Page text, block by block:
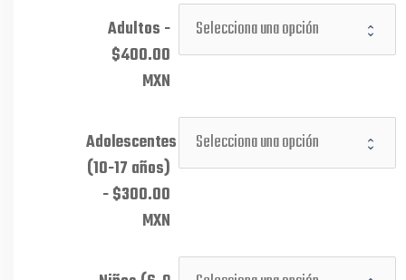
Adultos -
$400.00
MXN
Adolescentes
(10-17 años)
- $300.00
MXN